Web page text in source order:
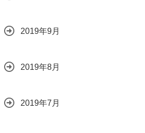
2019年9月
2019年8月
2019年7月